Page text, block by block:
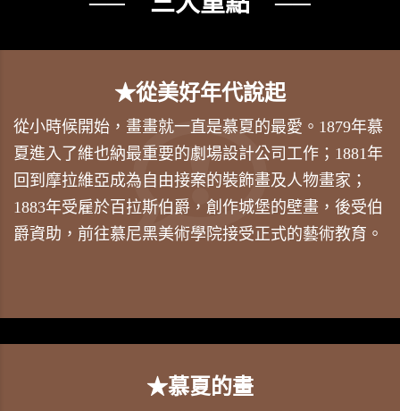
★從美好年代說起
從小時候開始，畫畫就一直是慕夏的最愛。1879年慕
夏進入了維也納最重要的劇場設計公司工作；1881年
回到摩拉維亞成為自由接案的裝飾畫及人物畫家；
1883年受雇於百拉斯伯爵，創作城堡的壁畫，後受伯
爵資助，前往慕尼黑美術學院接受正式的藝術教育。
★慕夏的畫